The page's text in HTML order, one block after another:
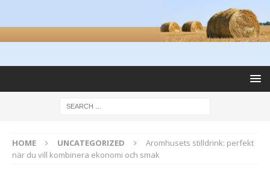
HOME UNCATEGORIZED
Aromhusets stilldrink: perfekt
när du vill kombinera ekonomi och smak